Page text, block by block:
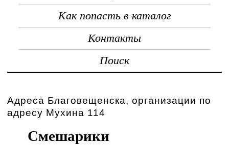
Как попасть в каталог
Контакты
Поиск
Адреса Благовещенска, организации по
адресу Мухина 114
Смешарики